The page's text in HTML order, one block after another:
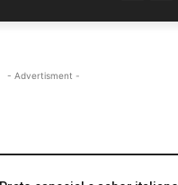
- Advertisment -